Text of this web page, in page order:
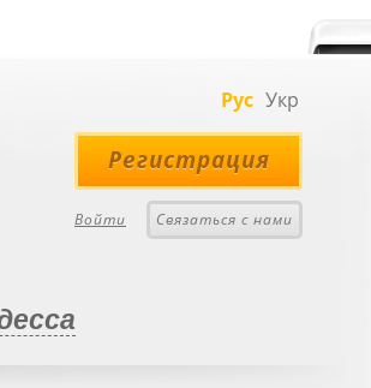
Рус Укр
Регистрация
Войти Связаться с нами